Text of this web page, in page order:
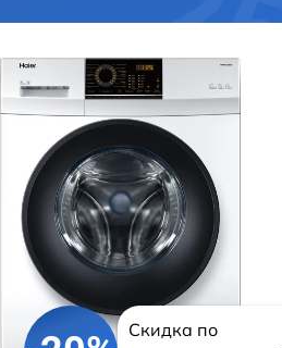
Скидка по